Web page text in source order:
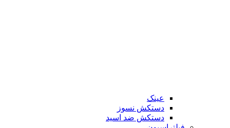
عینک
دستکش نسوز
دستکش ضد اسید